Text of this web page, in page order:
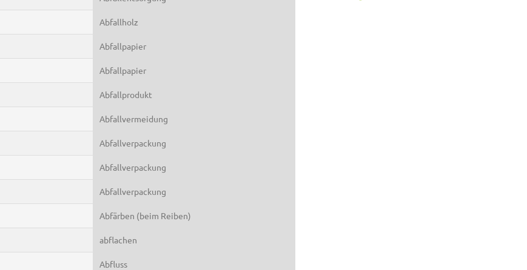
Abfallholz
Abfallpapier
Abfallpapier
Abfallprodukt
Abfallvermeidung
Abfallverpackung
Abfallverpackung
Abfallverpackung
Abfärben (beim Reiben)
abflachen
Abfluss